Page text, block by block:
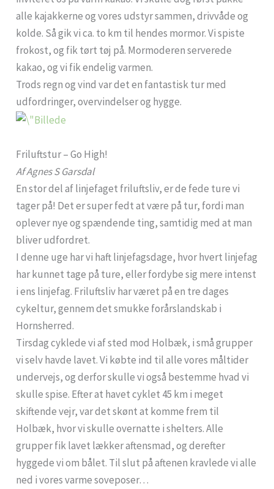
alle kajakkerne og vores udstyr sammen, drivvåde og
kolde. Så gik vi ca. to km til hendes mormor. Vi spiste
frokost, og fik tørt tøj på. Mormoderen serverede
kakao, og vi fik endelig varmen.
Trods regn og vind var det en fantastisk tur med
udfordringer, overvindelser og hygge.
Friluftstur – Go High!
Af Agnes S Garsdal
En stor del af linjefaget friluftsliv, er de fede ture vi
tager på! Det er super fedt at være på tur, fordi man
oplever nye og spændende ting, samtidig med at man
bliver udfordret.
I denne uge har vi haft linjefagsdage, hvor hvert linjefag
har kunnet tage på ture, eller fordybe sig mere intenst
i ens linjefag. Friluftsliv har været på en tre dages
cykeltur, gennem det smukke forårslandskab i
Hornsherred.
Tirsdag cyklede vi af sted mod Holbæk, i små grupper
vi selv havde lavet. Vi købte ind til alle vores måltider
undervejs, og derfor skulle vi også bestemme hvad vi
skulle spise. Efter at havet cyklet 45 km i meget
skiftende vejr, var det skønt at komme frem til
Holbæk, hvor vi skulle overnatte i shelters. Alle
grupper fik lavet lækker aftensmad, og derefter
hyggede vi om bålet. Til slut på aftenen kravlede vi alle
ned i vores varme soveposer…